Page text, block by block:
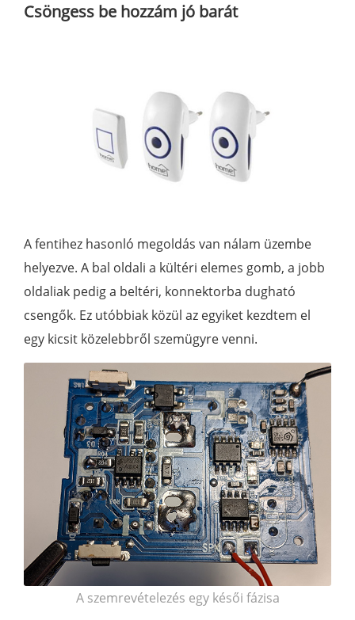
Csöngess be hozzám jó barát
A fentihez hasonló megoldás van nálam üzembe
helyezve. A bal oldali a kültéri elemes gomb, a jobb
oldaliak pedig a beltéri, konnektorba dugható
csengők. Ez utóbbiak közül az egyiket kezdtem el
egy kicsit közelebbről szemügyre venni.
A szemrevételezés egy késői fázisa